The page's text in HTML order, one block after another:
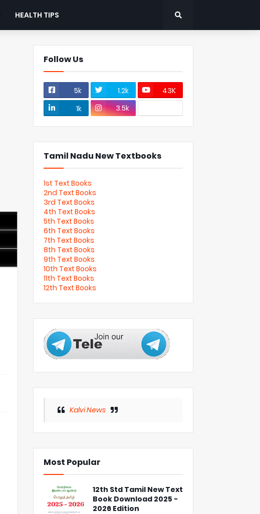
HEALTH TIPS
Follow Us
5k 1.2k
43K
1k
3.5k
Tamil Nadu New Textbooks
1st Text Books
2nd Text Books
3rd Text Books
4th Text Books
5th Text Books
6th Text Books
7th Text Books
8th Text Books
9th Text Books
10th Text Books
11th Text Books
12th Text Books
Kalvi News
Most Popular
12th Std Tamil New Text
Book Download 2025 -
2026 Edition